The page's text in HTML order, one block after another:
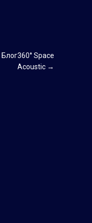
Блог360° Space
Acoustic →